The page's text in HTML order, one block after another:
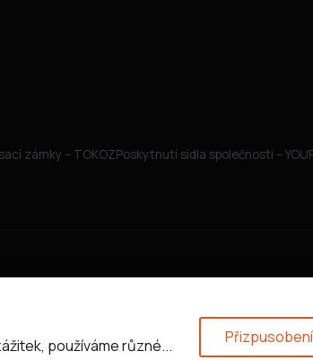
zámky – TOKOZPoskytnutí sídla společnosti –
používáme různé... Přizpusobení